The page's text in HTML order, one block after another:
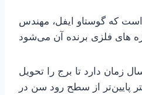
که گوستاو ایفل، مهندس
زمان دارد تا برج را تحویل
پایین‌تر از سطح رود سن در